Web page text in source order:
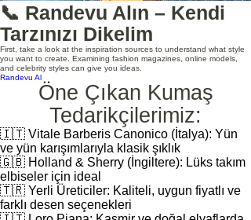
📞 Randevu Alın – Kendi
Tarzınızı Dikelim
First, take a look at the inspiration sources to understand what style
you want to create. Examining fashion magazines, online models,
and celebrity styles can give you ideas.
Randevu Al
Öne Çıkan Kumaş
Tedarikçilerimiz:
🇮🇹 Vitale Barberis Canonico (İtalya): Yün
ve yün karışımlarıyla klasik şıklık
🇬🇧 Holland & Sherry (İngiltere): Lüks takım
elbiseler için ideal
🇹🇷 Yerli Üreticiler: Kaliteli, uygun fiyatlı ve
farklı desen seçenekleri